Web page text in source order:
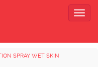
SPRAY WET SKIN